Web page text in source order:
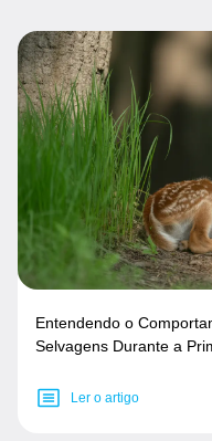
Entendendo o
Selvagens Durante a
Ler o artigo